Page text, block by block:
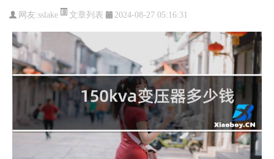
网友:sslake 文章列表 2024-08-27 05:16:31